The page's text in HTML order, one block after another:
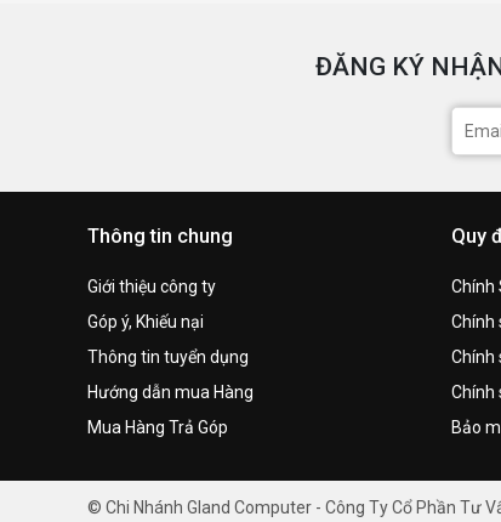
ĐĂNG KÝ
Thông tin chung
Giới thiệu công ty
Góp ý, Khiếu nại
Thông tin tuyển dụng
Hướng dẫn mua Hàng
Mua Hàng Trả Góp
Quy
Chính
Chính
Chính
Chính
Bảo
© Chi Nhánh Gland Computer - Công Ty Cổ Phần Tư